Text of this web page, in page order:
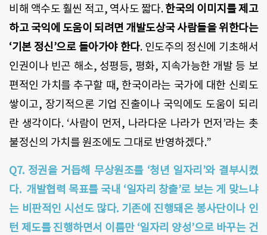
비해 액수도 훨씬 적고, 역사도 짧다.한국의 이미지를 제고
하고 국익에 도움이 되려면 개발도상국 사람들을 위한다는
‘기본 정신’으로 돌아가야 한다. 인도주의 정신에 기초해서
인권이나 빈곤 해소, 성평등, 평화, 지속가능한 개발 등 보
편적인 가치를 추구할 때, 한국이라는 국가에 대한 신뢰도
쌓이고, 장기적으론 기업 진출이나 국익에도 도움이 되리
란 생각이다. ‘사람이 먼저, 나라다운 나라가 먼저’라는 촛
불정신의 가치를 원조에도 그대로 반영하겠다.”
Q7. 정권을 거듭해 무상원조를 ‘청년 일자리’와 결부시켰
다. 개발협력 목표를 국내 ‘일자리 창출’로 보는 게 맞느냐
는 비판적인 시선도 많다. 기존에 진행돼온 봉사단이나 인
턴 제도를 진행하면서 이름만 ‘일자리 양성’으로 바꾸는 건